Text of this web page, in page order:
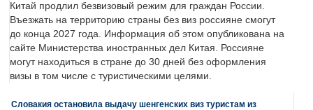
Китай продлил безвизовый режим для граждан России.
Въезжать на территорию страны без виз россияне смогут
до конца 2027 года. Информация об этом опубликована на
сайте Министерства иностранных дел Китая. Россияне
могут находиться в стране до 30 дней без оформления
визы в том числе с туристическими целями.
Словакия остановила выдачу шенгенских виз туристам из